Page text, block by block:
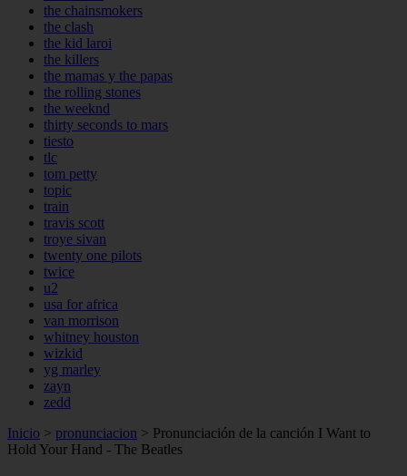
the chainsmokers
the clash
the kid laroi
the killers
the mamas y the papas
the rolling stones
the weeknd
thirty seconds to mars
tiesto
tlc
tom petty
topic
train
travis scott
troye sivan
twenty one pilots
twice
u2
usa for africa
van morrison
whitney houston
wizkid
yg marley
zayn
zedd
Inicio > pronunciacion > Pronunciación de la canción I Want to
Hold Your Hand - The Beatles